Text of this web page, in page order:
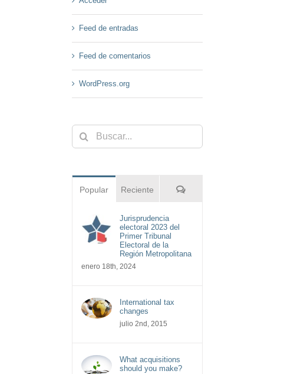
Feed de entradas
Feed de comentarios
WordPress.org
Buscar:
Popular Reciente Comentarios
Jurisprudencia
electoral 2023 del
Primer Tribunal
Electoral de la
Región Metropolitana
enero 18th, 2024
International tax
changes
julio 2nd, 2015
What acquisitions
should you make?